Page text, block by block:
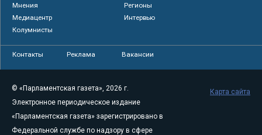
Мнения
Регионы
Медиацентр
Интервью
Колумнисты
Контакты Реклама Вакансии
© «Парламентская газета», 2026 г.
Электронное периодическое издание
«Парламентская газета» зарегистрировано в
Федеральной службе по надзору в сфере
Карта сайта